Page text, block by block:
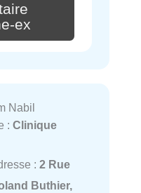
ex
Nabil
: Clinique
: 2 Rue
Buthier,